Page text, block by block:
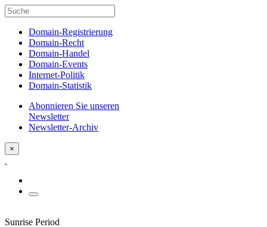
Domain-Registrierung
Domain-Recht
Domain-Handel
Domain-Events
Internet-Politik
Domain-Statistik
Abonnieren Sie unseren
Newsletter
Newsletter-Archiv
×
Sunrise Period